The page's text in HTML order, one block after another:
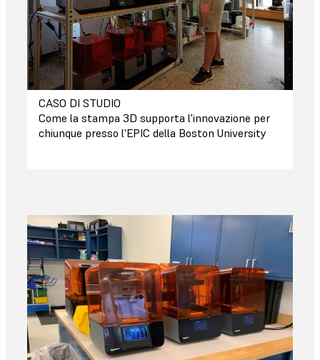
CASO DI STUDIO
Come la stampa 3D supporta l'innovazione per
chiunque presso l'EPIC della Boston University